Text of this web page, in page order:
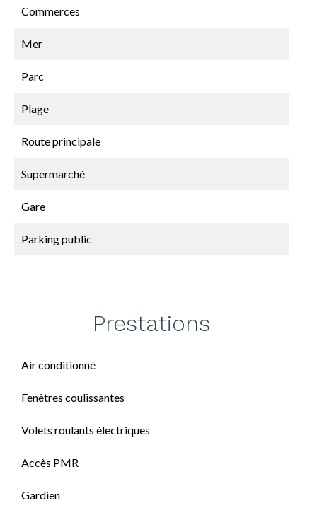
Commerces
Mer
Parc
Plage
Route principale
Supermarché
Gare
Parking public
Prestations
Air conditionné
Fenêtres coulissantes
Volets roulants électriques
Accès PMR
Gardien